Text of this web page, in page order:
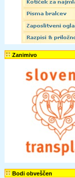
Zanimivo
Bodi obveščen